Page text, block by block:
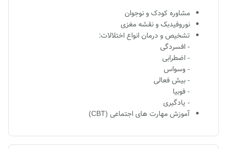
مشاوره کودک و نوجوان
نوروفیدبک و نقشه مغزی
تشخیص و درمان انواع اختلالات:
- افسردگی
- اضطرابی
- وسواس
- بیش فعالی
- فوبیا
- یادگیری
آموزش مهارت های اجتماعی (CBT)